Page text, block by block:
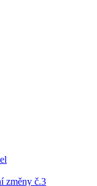
změny č.3